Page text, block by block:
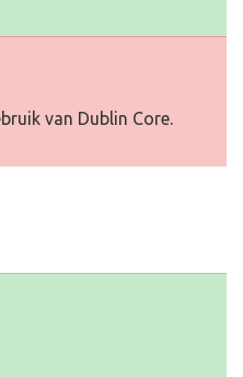
van Dublin Core.